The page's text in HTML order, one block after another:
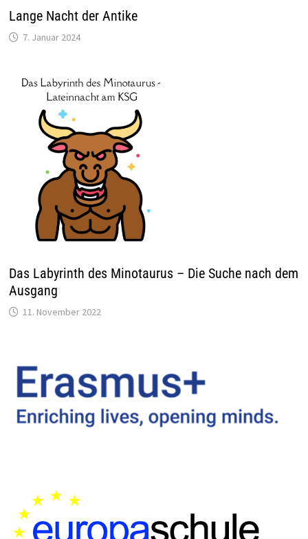
Lange Nacht der Antike
7. Januar 2024
Das Labyrinth des Minotaurus – Die Suche nach dem
Ausgang
11. November 2022